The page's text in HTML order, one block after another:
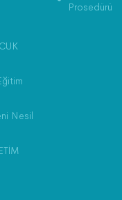
Nesil
Prosedürü